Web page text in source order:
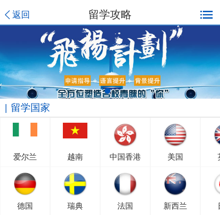
返回 留学攻略
留学国家
爱尔兰 越南 中国香港 美国
德国 瑞典 法国 新西兰